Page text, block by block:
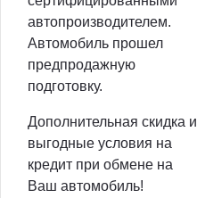
автопроизводителем.
Автомобиль прошел
предпродажную
подготовку.
Дополнительная скидка и
выгодные условия на
кредит при обмене на
Ваш автомобиль!